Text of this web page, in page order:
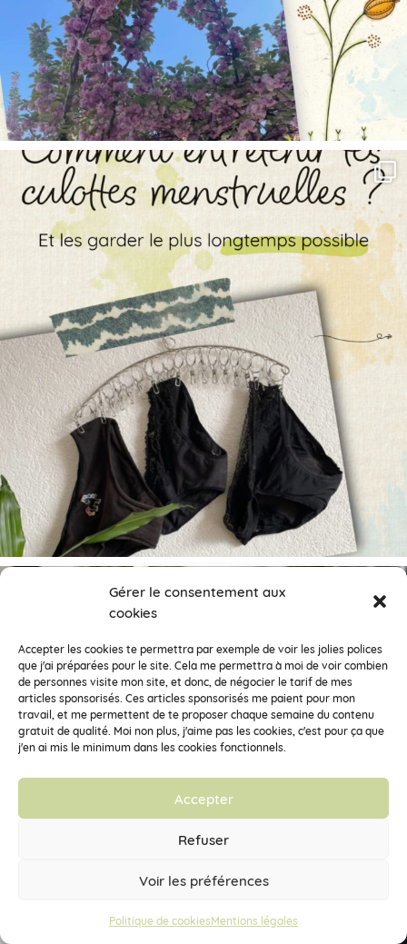
Gérer le consentement aux
cookies
Accepter les cookies te permettra par exemple de voir les jolies polices
que j'ai préparées pour le site. Cela me permettra à moi de voir combien
de personnes visite mon site, et donc, de négocier le tarif de mes
articles sponsorisés. Ces articles sponsorisés me paient pour mon
travail, et me permettent de te proposer chaque semaine du contenu
gratuit de qualité. Moi non plus, j'aime pas les cookies, c'est pour ça que
j'en ai mis le minimum dans les cookies fonctionnels.
Accepter
Refuser
Voir les préférences
Politique de cookiesMentions légales